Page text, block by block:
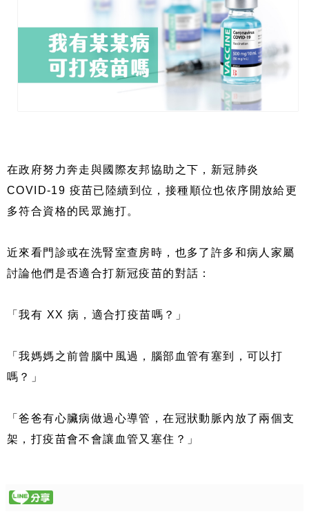
在政府努力奔走與國際友邦協助之下，新冠肺炎
COVID-19 疫苗已陸續到位，接種順位也依序開放給更
多符合資格的民眾施打。
近來看門診或在洗腎室查房時，也多了許多和病人家屬
討論他們是否適合打新冠疫苗的對話：
「我有 XX 病，適合打疫苗嗎？」
「我媽媽之前曾腦中風過，腦部血管有塞到，可以打
嗎？」
「爸爸有心臟病做過心導管，在冠狀動脈內放了兩個支
架，打疫苗會不會讓血管又塞住？」